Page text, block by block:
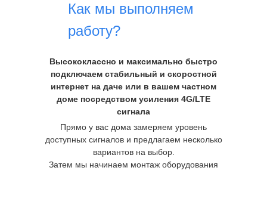
Как мы выполняем
работу?
Высококлассно и максимально быстро
подключаем стабильный и скоростной
интернет на даче или в вашем частном
доме посредством усиления 4G/LTE
сигнала
Прямо у вас дома замеряем уровень
доступных сигналов и предлагаем несколько
вариантов на выбор.
Затем мы начинаем монтаж оборудования